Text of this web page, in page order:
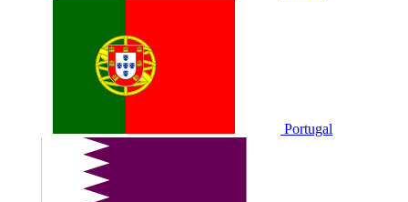
Portugal